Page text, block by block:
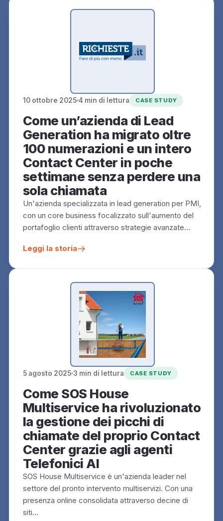
10 ottobre 2025 4 min di lettura CASE STUDY
Come un’azienda di Lead
Generation ha migrato oltre
100 numerazioni e un intero
Contact Center in poche
settimane senza perdere una
sola chiamata
Un'azienda specializzata in lead generation per PMI,
con un core business focalizzato sull'aumento del
portafoglio clienti attraverso strategie avanzate…
Leggi la storia
5 agosto 2025 3 min di lettura CASE STUDY
Come SOS House
Multiservice ha rivoluzionato
la gestione dei picchi di
chiamate del proprio Contact
Center grazie agli agenti
Telefonici AI
SOS House Multiservice è un'azienda leader nel
settore del pronto intervento multiservizi. Con una
presenza online consolidata attraverso decine di
siti…